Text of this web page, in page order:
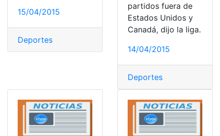
15/04/2015
Deportes
partidos fuera de
Estados Unidos y
Canadá, dijo la liga.
14/04/2015
Deportes